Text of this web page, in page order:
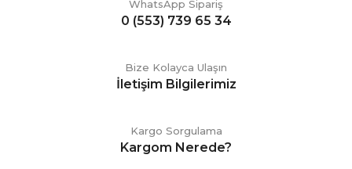
WhatsApp Sipariş
0 (553) 739 65 34
Bize Kolayca Ulaşın
İletişim Bilgilerimiz
Kargo Sorgulama
Kargom Nerede?